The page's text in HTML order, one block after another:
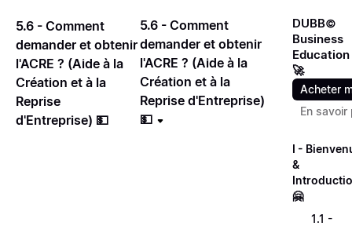
5.6 - Comment
demander et obtenir
l'ACRE ? (Aide à la
Création et à la
Reprise
d'Entreprise) 💵
5.6 - Comment
demander et obtenir
l'ACRE ? (Aide à la
Création et à la
Reprise d'Entreprise)
💵
DUBB©
Business
Education
🚀
Acheter
En savoir
I -
&
🤗
1.1 -